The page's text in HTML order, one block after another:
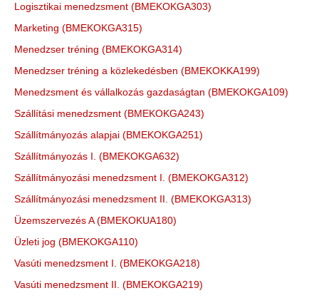
Logisztikai menedzsment (BMEKOKGA303)
Marketing (BMEKOKGA315)
Menedzser tréning (BMEKOKGA314)
Menedzser tréning a közlekedésben (BMEKOKKA199)
Menedzsment és vállalkozás gazdaságtan (BMEKOKGA109)
Szállítási menedzsment (BMEKOKGA243)
Szállítmányozás alapjai (BMEKOKGA251)
Szállítmányozás I. (BMEKOKGA632)
Szállítmányozási menedzsment I. (BMEKOKGA312)
Szállítmányozási menedzsment II. (BMEKOKGA313)
Üzemszervezés A (BMEKOKUA180)
Üzleti jog (BMEKOKGA110)
Vasúti menedzsment I. (BMEKOKGA218)
Vasúti menedzsment II. (BMEKOKGA219)